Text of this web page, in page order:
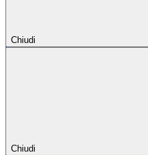
Chiudi
Chiudi